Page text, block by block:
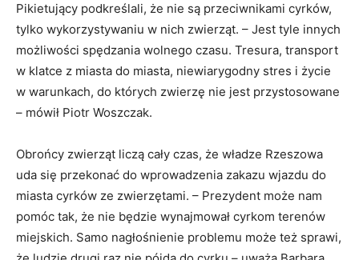
Pikietujący podkreślali, że nie są przeciwnikami cyrków,
tylko wykorzystywaniu w nich zwierząt. – Jest tyle innych
możliwości spędzania wolnego czasu. Tresura, transport
w klatce z miasta do miasta, niewiarygodny stres i życie
w warunkach, do których zwierzę nie jest przystosowane
– mówił Piotr Woszczak.
Obrońcy zwierząt liczą cały czas, że władze Rzeszowa
uda się przekonać do wprowadzenia zakazu wjazdu do
miasta cyrków ze zwierzętami. – Prezydent może nam
pomóc tak, że nie będzie wynajmował cyrkom terenów
miejskich. Samo nagłośnienie problemu może też sprawi,